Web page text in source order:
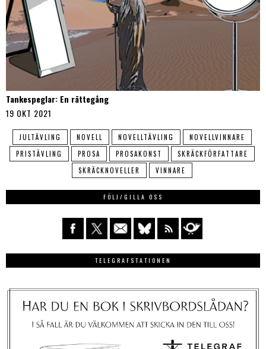
Tankespeglar: En rättegång
19 OKT 2021
JULTÄVLING NOVELL NOVELLTÄVLING
NOVELLVINNARE
PRISTÄVLING
PROSA PROSAKONST
SKRÄCKFÖRFATTARE
SKRÄCKNOVELLER
VINNARE
FÖLJ/GILLA OSS
TELEGRAFSTATIONEN